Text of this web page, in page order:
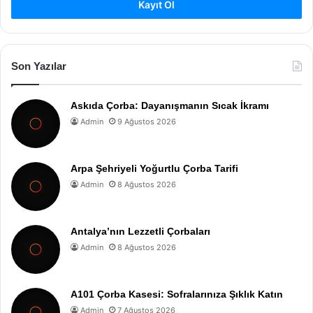
Kayıt Ol
Son Yazılar
Askıda Çorba: Dayanışmanın Sıcak İkramı
Admin 9 Ağustos 2026
Arpa Şehriyeli Yoğurtlu Çorba Tarifi
Admin 8 Ağustos 2026
Antalya’nın Lezzetli Çorbaları
Admin 8 Ağustos 2026
A101 Çorba Kasesi: Sofralarınıza Şıklık Katın
Admin 7 Ağustos 2026